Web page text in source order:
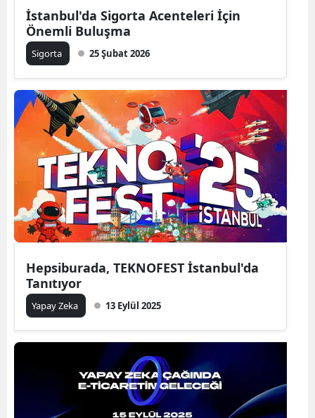
Niğde
Sakarya
Samsun
Siirt
Sinop
Sivas
Tekirdağ
Tokat
Tunceli
Uşak
Van
İstanbul'da Sigorta Acenteleri İçin
Önemli Buluşma
Sigorta 25 Şubat 2026
Hepsiburada, TEKNOFEST İstanbul'da
Tanıtıyor
Yapay Zeka 13 Eylül 2025